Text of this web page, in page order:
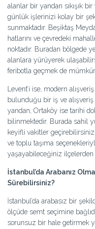
alanlar bir yandan sıkışık
günlük işlerinizi kolay bir
sunmaktadır. Beşiktaş
hatlarını ve çevredeki
noktadır. Buradan bölgede
alanlara yürüyerek
feribotla geçmek de
Levent’i ise, modern
bulunduğu bir iş ve
yandan, Ortaköy ise tarihi
bilinmektedir. Burada sahil
keyifli vakitler
ve toplu taşıma
yaşayabileceğiniz
İstanbul’da Arabanız
Sürebilirsiniz?
İstanbul’da arabasız bir
ölçüde semt seçimine
sorunsuz bir hale getirmek